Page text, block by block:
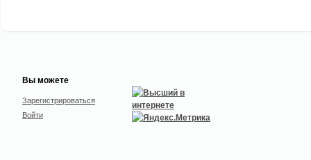
Вы можете
Зарегистрироваться
Войти